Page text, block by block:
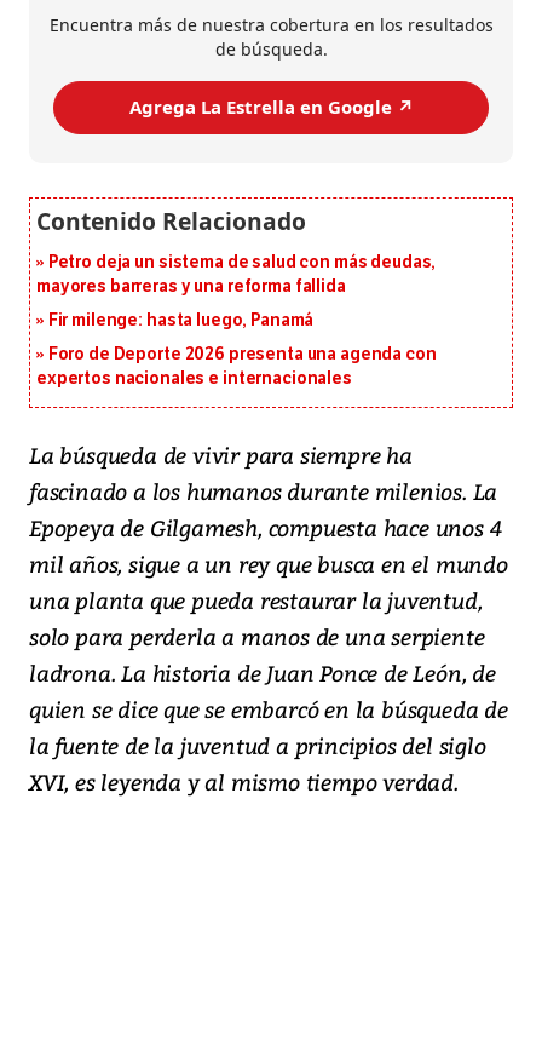
Encuentra más de nuestra cobertura en los resultados
de búsqueda.
Agrega La Estrella en Google ↗️
Petro deja un sistema de salud con más deudas,
mayores barreras y una reforma fallida
Fir milenge: hasta luego, Panamá
Foro de Deporte 2026 presenta una agenda con
expertos nacionales e internacionales
La búsqueda de vivir para siempre ha
fascinado a los humanos durante milenios. La
Epopeya de Gilgamesh, compuesta hace unos 4
mil años, sigue a un rey que busca en el mundo
una planta que pueda restaurar la juventud,
solo para perderla a manos de una serpiente
ladrona. La historia de Juan Ponce de León, de
quien se dice que se embarcó en la búsqueda de
la fuente de la juventud a principios del siglo
XVI, es leyenda y al mismo tiempo verdad.